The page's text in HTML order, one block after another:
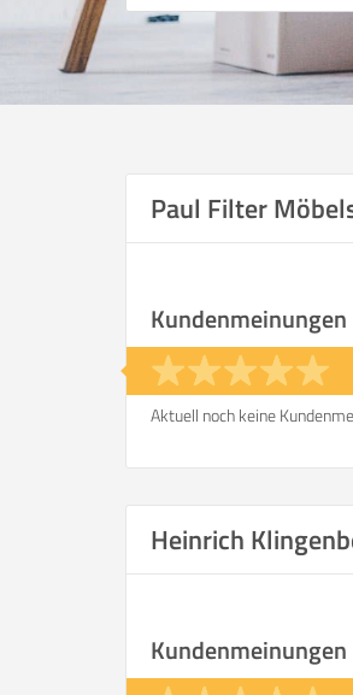
Paul Filter
Kundenmeinungen
Aktuell noch keine
Heinrich
Kundenmeinungen